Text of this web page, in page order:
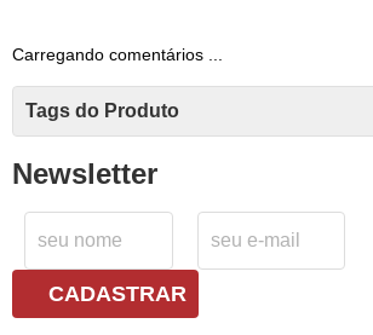
Carregando comentários ...
Tags do Produto
Newsletter
CADASTRAR